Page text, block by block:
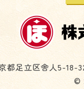
都足立区舎人5-18-
©︎